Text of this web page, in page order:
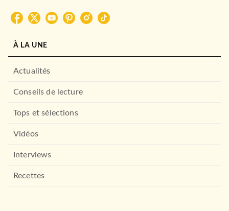
À LA UNE
Actualités
Conseils de lecture
Tops et sélections
Vidéos
Interviews
Recettes